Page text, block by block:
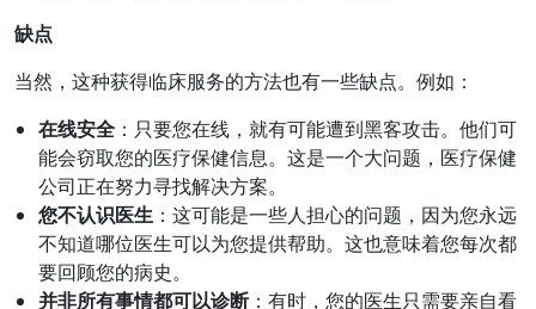
缺点
当然，这种获得临床服务的方法也有一些缺点。例如：
在线安全 ：只要您在线，就有可能遭到黑客攻击。他们可
能会窃取您的医疗保健信息。这是一个大问题，医疗保健
公司正在努力寻找解决方案。
您不认识医生 ：这可能是一些人担心的问题，因为您永远
不知道哪位医生可以为您提供帮助。这也意味着您每次都
要回顾您的病史。
并非所有事情都可以诊断：有时，您的医生只需要亲自看